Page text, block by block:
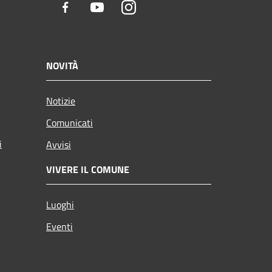
Facebook YoutubeInstagram
NOVITÀ
Notizie
Comunicati
Avvisi
VIVERE IL COMUNE
Luoghi
Eventi